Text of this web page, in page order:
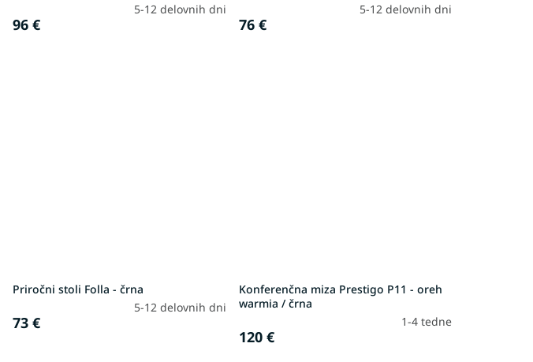
5-12 delovnih dni
96 €
5-12 delovnih dni
76 €
Priročni stoli Folla - črna
5-12 delovnih dni
73 €
Konferenčna miza Prestigo P11 - oreh
warmia / črna
1-4 tedne
120 €